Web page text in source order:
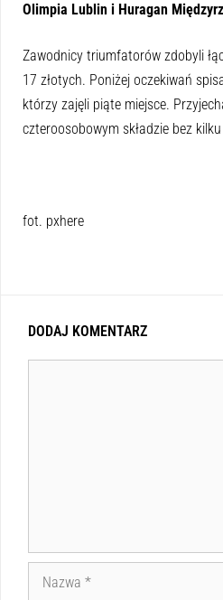
Olimpia Lublin i Huragan
Zawodnicy triumfatorów zdobyli
17 złotych. Poniżej oczekiwań
którzy zajęli piąte miejsce.
czteroosobowym składzie bez
fot. pxhere
DODAJ KOMENTARZ